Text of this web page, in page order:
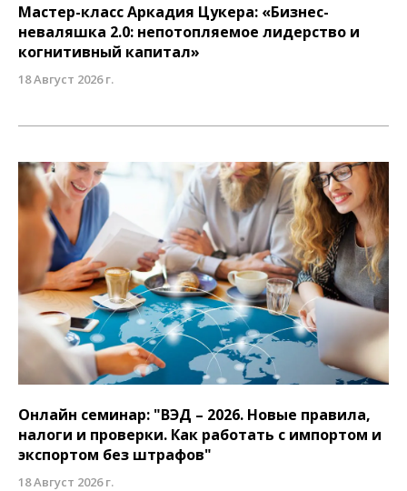
Мастер-класс Аркадия Цукера: «Бизнес-
неваляшка 2.0: непотопляемое лидерство и
когнитивный капитал»
18 Август 2026 г.
Онлайн семинар: "ВЭД – 2026. Новые правила,
налоги и проверки. Как работать с импортом и
экспортом без штрафов"
18 Август 2026 г.